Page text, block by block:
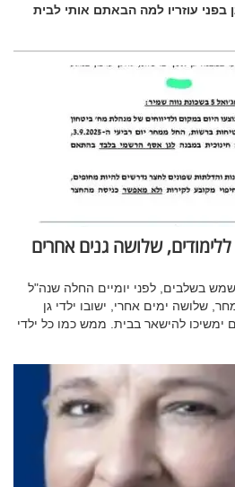
בפני עוזריו למה הבאתם אותי לבית
שלושה גנים אחרים
בשלבים, לפני יומיים החלה שנה"ל
שלושה ימים אחרי, ישובו ילדי גן
ימשיכו להישאר בבית. ממש כמו כל ילדי